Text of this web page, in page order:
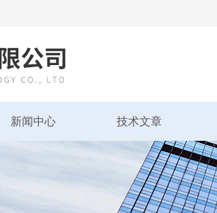
新闻中心 技术文章